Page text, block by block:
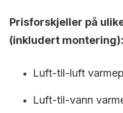
Prisforskjeller på
(inkludert montering):
Luft-til-luft
Luft-til-vann